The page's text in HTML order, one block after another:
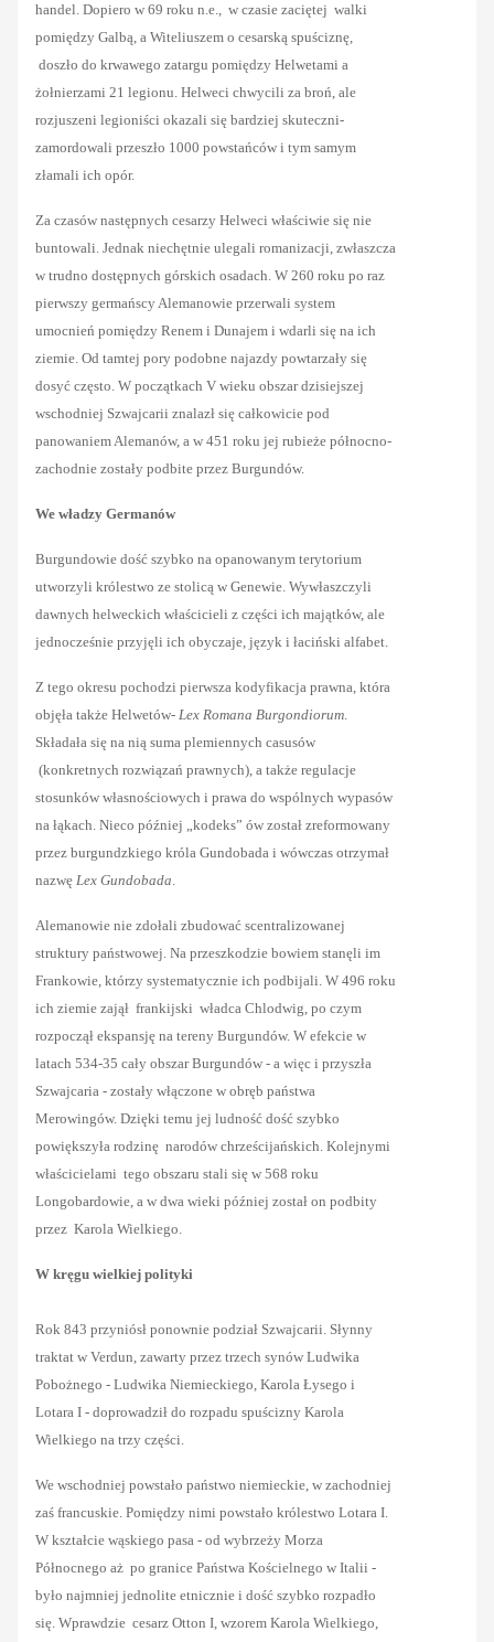
handel. Dopiero w 69 roku n.e., w czasie zaciętej walki
pomiędzy Galbą, a Witeliuszem o cesarską spuściznę,
doszło do krwawego zatargu pomiędzy Helwetami a
żołnierzami 21 legionu. Helweci chwycili za broń, ale
rozjuszeni legioniści okazali się bardziej skuteczni-
zamordowali przeszło 1000 powstańców i tym samym
złamali ich opór.
Za czasów następnych cesarzy Helweci właściwie się nie
buntowali. Jednak niechętnie ulegali romanizacji, zwłaszcza
w trudno dostępnych górskich osadach. W 260 roku po raz
pierwszy germańscy Alemanowie przerwali system
umocnień pomiędzy Renem i Dunajem i wdarli się na ich
ziemie. Od tamtej pory podobne najazdy powtarzały się
dosyć często. W początkach V wieku obszar dzisiejszej
wschodniej Szwajcarii znalazł się całkowicie pod
panowaniem Alemanów, a w 451 roku jej rubieże północno-
zachodnie zostały podbite przez Burgundów.
We władzy Germanów
Burgundowie dość szybko na opanowanym terytorium
utworzyli królestwo ze stolicą w Genewie. Wywłaszczyli
dawnych helweckich właścicieli z części ich majątków, ale
jednocześnie przyjęli ich obyczaje, język i łaciński alfabet.
Z tego okresu pochodzi pierwsza kodyfikacja prawna, która
objęła także Helwetów- Lex Romana Burgondiorum.
Składała się na nią suma plemiennych casusów
(konkretnych rozwiązań prawnych), a także regulacje
stosunków własnościowych i prawa do wspólnych wypasów
na łąkach. Nieco później „kodeks” ów został zreformowany
przez burgundzkiego króla Gundobada i wówczas otrzymał
nazwę Lex Gundobada.
Alemanowie nie zdołali zbudować scentralizowanej
struktury państwowej. Na przeszkodzie bowiem stanęli im
Frankowie, którzy systematycznie ich podbijali. W 496 roku
ich ziemie zajął frankijski władca Chlodwig, po czym
rozpoczął ekspansję na tereny Burgundów. W efekcie w
latach 534-35 cały obszar Burgundów - a więc i przyszła
Szwajcaria - zostały włączone w obręb państwa
Merowingów. Dzięki temu jej ludność dość szybko
powiększyła rodzinę narodów chrześcijańskich. Kolejnymi
właścicielami tego obszaru stali się w 568 roku
Longobardowie, a w dwa wieki później został on podbity
przez Karola Wielkiego.
W kręgu wielkiej polityki
Rok 843 przyniósł ponownie podział Szwajcarii. Słynny
traktat w Verdun, zawarty przez trzech synów Ludwika
Pobożnego - Ludwika Niemieckiego, Karola Łysego i
Lotara I - doprowadził do rozpadu spuścizny Karola
Wielkiego na trzy części.
We wschodniej powstało państwo niemieckie, w zachodniej
zaś francuskie. Pomiędzy nimi powstało królestwo Lotara I.
W kształcie wąskiego pasa - od wybrzeży Morza
Północnego aż po granice Państwa Kościelnego w Italii -
było najmniej jednolite etnicznie i dość szybko rozpadło
się. Wprawdzie cesarz Otton I, wzorem Karola Wielkiego,